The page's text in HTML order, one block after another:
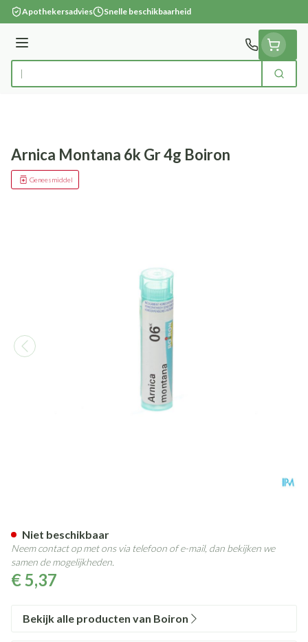
Ga naar de inhoud
Apothekersadvies Snelle beschikbaarheid
Menu
Product, merk, categorie... Zoek
Arnica Montana 6k Gr 4g Boiron
Geneesmiddel
€ 5,37
Niet beschikbaar
Neem contact op met ons via telefoon of e-mail, dan bekijken we
samen de mogelijkheden.
Bekijk alle producten van Boiron